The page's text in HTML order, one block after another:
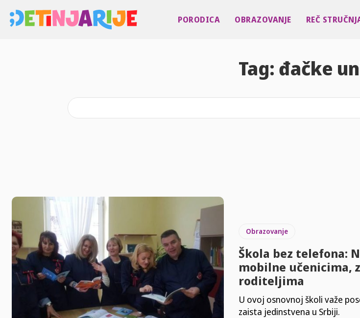
PORODICA OBRAZOVANJE REČ
Tag: đačke
Obrazovanje
Škola bez telefona:
mobilne učenicima,
roditeljima
U ovoj osnovnoj školi važe
zaista jedinstvena u Srbiji.